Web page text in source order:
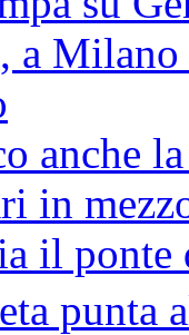
a Milano
anche
in
il ponte